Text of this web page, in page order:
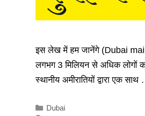
इस लेख में हम जानेंगे (Dubai mai
लगभग 3 मिलियन से अधिक लोगों
स्थानीय अमीरातियों द्वारा एक साथ
Categories
Dubai